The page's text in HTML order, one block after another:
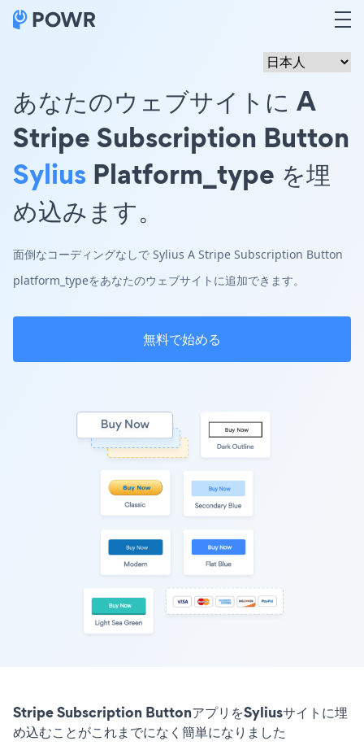
あなたのウェブサイトに A
Stripe Subscription Button
Sylius Platform_type を埋
め込みます。
面倒なコーディングなしで Sylius A Stripe Subscription Button
platform_typeをあなたのウェブサイトに追加できます。
無料で始める
Stripe Subscription ButtonアプリをSyliusサイトに埋
め込むことがこれまでになく簡単になりました